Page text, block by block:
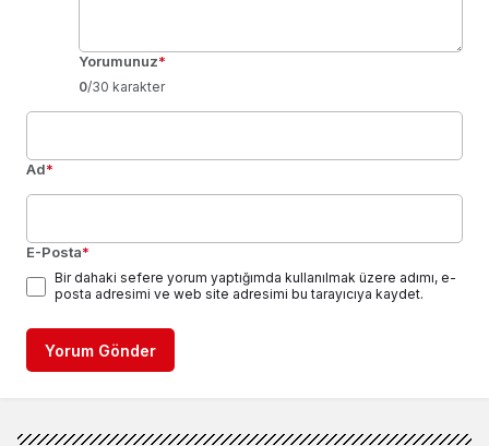
Yorumunuz*
0/30 karakter
Ad*
E-Posta*
Bir dahaki sefere yorum yaptığımda kullanılmak üzere adımı, e-
posta adresimi ve web site adresimi bu tarayıcıya kaydet.
Yorum Gönder